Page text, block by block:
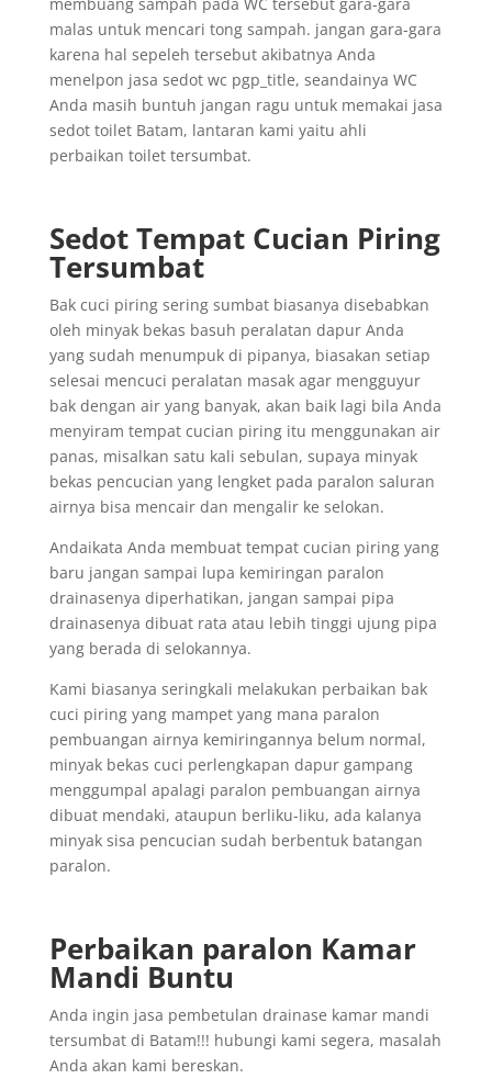
malas untuk mencari tong sampah. jangan gara-gara
karena hal sepeleh tersebut akibatnya Anda
menelpon jasa sedot wc pgp_title, seandainya WC
Anda masih buntuh jangan ragu untuk memakai jasa
sedot toilet Batam, lantaran kami yaitu ahli
perbaikan toilet tersumbat.
Sedot Tempat Cucian Piring
Tersumbat
Bak cuci piring sering sumbat biasanya disebabkan
oleh minyak bekas basuh peralatan dapur Anda
yang sudah menumpuk di pipanya, biasakan setiap
selesai mencuci peralatan masak agar mengguyur
bak dengan air yang banyak, akan baik lagi bila Anda
menyiram tempat cucian piring itu menggunakan air
panas, misalkan satu kali sebulan, supaya minyak
bekas pencucian yang lengket pada paralon saluran
airnya bisa mencair dan mengalir ke selokan.
Andaikata Anda membuat tempat cucian piring yang
baru jangan sampai lupa kemiringan paralon
drainasenya diperhatikan, jangan sampai pipa
drainasenya dibuat rata atau lebih tinggi ujung pipa
yang berada di selokannya.
Kami biasanya seringkali melakukan perbaikan bak
cuci piring yang mampet yang mana paralon
pembuangan airnya kemiringannya belum normal,
minyak bekas cuci perlengkapan dapur gampang
menggumpal apalagi paralon pembuangan airnya
dibuat mendaki, ataupun berliku-liku, ada kalanya
minyak sisa pencucian sudah berbentuk batangan
paralon.
Perbaikan paralon Kamar
Mandi Buntu
Anda ingin jasa pembetulan drainase kamar mandi
tersumbat di Batam!!! hubungi kami segera, masalah
Anda akan kami bereskan.